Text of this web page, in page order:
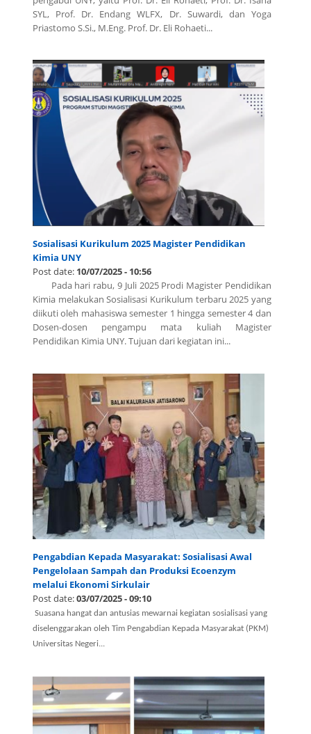
SYL, Prof. Dr. Endang WLFX, Dr. Suwardi, dan Yoga
Priastomo S.Si., M.Eng. Prof. Dr. Eli Rohaeti...
Sosialisasi Kurikulum 2025 Magister Pendidikan
Kimia UNY
Post date: 10/07/2025 - 10:56
Pada hari rabu, 9 Juli 2025 Prodi Magister Pendidikan
Kimia melakukan Sosialisasi Kurikulum terbaru 2025 yang
diikuti oleh mahasiswa semester 1 hingga semester 4 dan
Dosen-dosen pengampu mata kuliah Magister
Pendidikan Kimia UNY. Tujuan dari kegiatan ini...
Pengabdian Kepada Masyarakat: Sosialisasi Awal
Pengelolaan Sampah dan Produksi Ecoenzym
melalui Ekonomi Sirkulair
Post date:03/07/2025 - 09:10
Suasana hangat dan antusias mewarnai kegiatan sosialisasi yang
diselenggarakan oleh Tim Pengabdian Kepada Masyarakat (PKM)
Universitas Negeri...